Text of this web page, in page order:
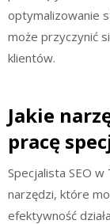
optymalizowanie
może przyczynić
klientów.
Jakie
pracę
Specjalista SEO
narzędzi, które
efektywność